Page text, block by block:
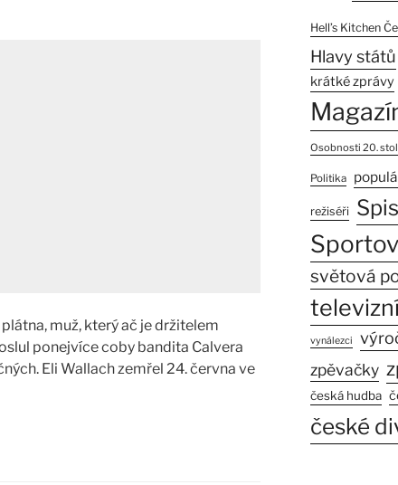
muž, který ač je držitelem
ponejvíce coby bandita Calvera
Eli Wallach zemřel 24. června ve
Hell’s Kitchen
Hlavy států
krátké zprávy
Osobnosti 20.
Politika
režiséři
světová
vynálezci
zpěvačky
česká hudba
české